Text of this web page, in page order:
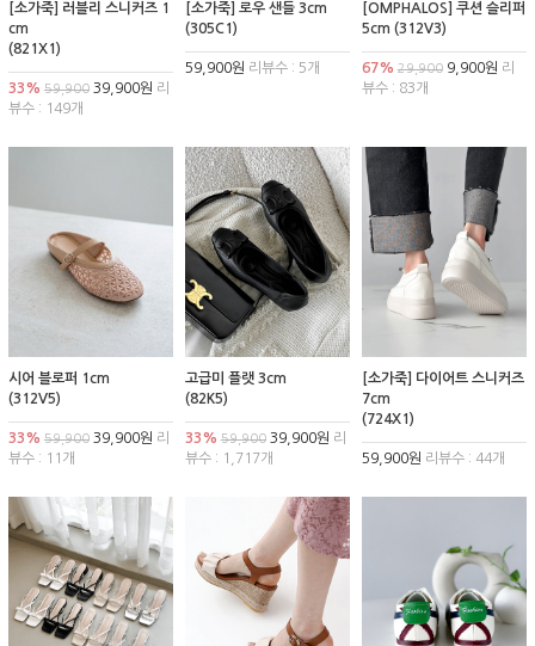
[소가죽] 러블리 스니커즈 1
cm
(821X1)
33% 59,900 39,900원 리
뷰수 : 149개
[소가죽] 로우 샌들 3cm
(305C1)
59,900원 리뷰수 : 5개
[OMPHALOS] 쿠션 슬리퍼
5cm (312V3)
67% 29,9009,900원 리
뷰수 : 83개
시어 블로퍼 1cm
(312V5)
33% 59,900 39,900원 리
뷰수 : 11개
고급미 플랫 3cm
(82K5)
33% 59,90039,900원 리
뷰수 : 1,717개
[소가죽] 다이어트 스니커즈
7cm
(724X1)
59,900원 리뷰수 : 44개